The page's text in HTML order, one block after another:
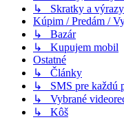
↳ Skratky a výrazy
Kúpim / Predám /
↳ Bazár
↳ Kupujem mobil
Ostatné
↳ Články
↳ SMS pre každú
↳ Vybrané
↳ Kôš